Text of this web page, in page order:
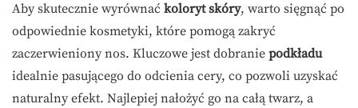
Aby skutecznie wyrównać koloryt skóry, warto sięgnąć po
odpowiednie kosmetyki, które pomogą zakryć
zaczerwieniony nos. Kluczowe jest dobranie podkładu
idealnie pasującego do odcienia cery, co pozwoli uzyskać
naturalny efekt. Najlepiej nałożyć go na całą twarz, a